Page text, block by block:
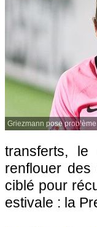
Griezmann pose
transferts, le
renflouer
ciblé pour
estivale : la